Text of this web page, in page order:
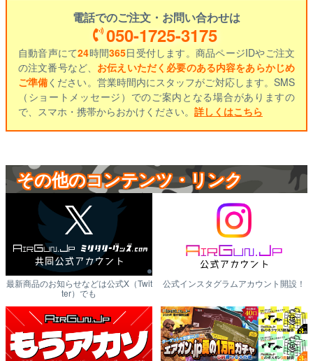
電話でのご注文・お問い合わせは
050-1725-3175
自動音声にて24時間365日受付します。商品ページIDやご注文
の注文番号など、 お伝えいただく必要のある内容をあらかじめ
ご準備ください。営業時間内にスタッフがご対応します。SMS
（ショートメッセージ）でのご案内となる場合がありますの
で、スマホ・携帯からおかけください。 詳しくはこちら
その他のコンテンツ・リンク
最新商品のお知らせなどは公式X（Twit
ter）でも
公式インスタグラムアカウント開設！